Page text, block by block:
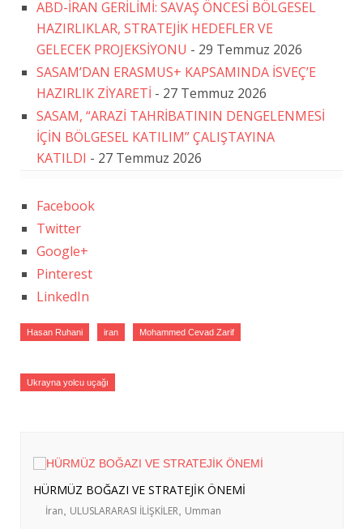
ABD-İRAN GERİLİMİ: SAVAŞ ÖNCESİ BÖLGESEL
HAZIRLIKLAR, STRATEJİK HEDEFLER VE
GELECEK PROJEKSİYONU - 29 Temmuz 2026
SASAM’DAN ERASMUS+ KAPSAMINDA İSVEÇ’E
HAZIRLIK ZİYARETİ - 27 Temmuz 2026
SASAM, “ARAZİ TAHRİBATININ DENGELENMESİ
İÇİN BÖLGESEL KATILIM” ÇALIŞTAYINA
KATILDI - 27 Temmuz 2026
Facebook
Twitter
Google+
Pinterest
LinkedIn
Hasan Ruhani iran Mohammed Cevad Zarif
Ukrayna yolcu uçağı
HÜRMÜZ BOĞAZI VE STRATEJİK ÖNEMİ
İran ULUSLARARASI İLİŞKİLER Umman